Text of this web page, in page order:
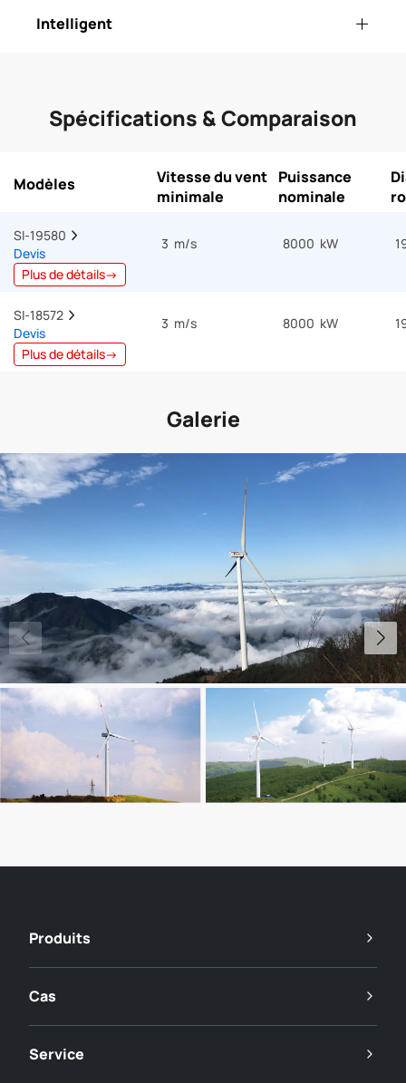
Intelligent
Spécifications & Comparaison
Modèles
Vitesse du vent
minimale
Puissance
nominale
SI-19580
Devis
Plus de détails→
3 m/s 8000 kW
SI-18572
Devis
Plus de détails→
3 m/s 8000 kW
Galerie
Produits
Cas
Service